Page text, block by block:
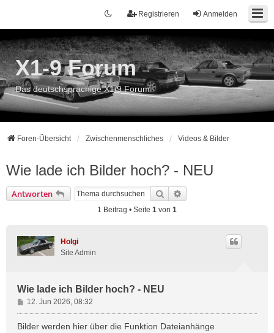
Anmelden
Registrieren
X1-9 Forum
Das deutschsprachige X1/9 Forum
Foren-Übersicht Zwischenmenschliches Videos & Bilder
Wie lade ich Bilder hoch? - NEU
Antworten Suche
1 Beitrag • Seite 1 von 1
Holgi
Site Admin
Wie lade ich Bilder hoch? - NEU
B
e
i
12. Jun 2026, 08:32
Bilder werden hier über die Funktion Dateianhänge